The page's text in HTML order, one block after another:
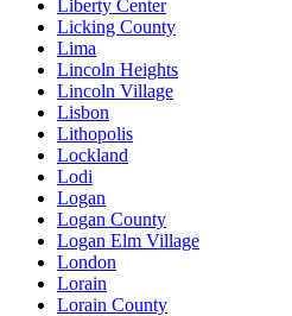
Liberty Center
Licking County
Lima
Lincoln Heights
Lincoln Village
Lisbon
Lithopolis
Lockland
Lodi
Logan
Logan County
Logan Elm Village
London
Lorain
Lorain County